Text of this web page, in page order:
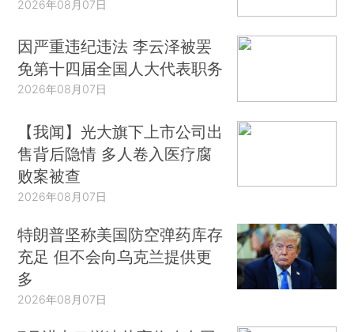
2026年08月07日
因严重违纪违法 李云泽被罢
免第十四届全国人大代表职务
2026年08月07日
【我闻】光大旗下上市公司出
售背后隐情 多人卷入医疗腐
败案被查
2026年08月07日
特朗普坚称美国防空弹药库存
充足 但不会向乌克兰提供更
多
2026年08月07日